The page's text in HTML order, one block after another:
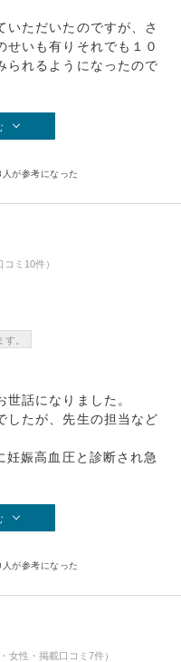
いただいたのですが、さ
せいも有りそれでも１０
られるようになったので
人が参考になった
ミ10件）
。
話になりました。
したが、先生の担当など
娠高血圧と診断され急
人が参考になった
女性・掲載口コミ7件）